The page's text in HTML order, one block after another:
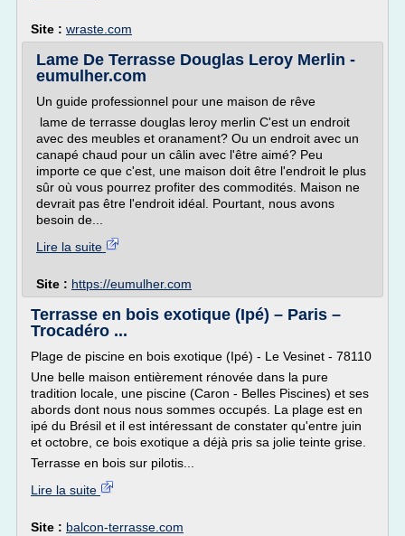
Site : wraste.com
Lame De Terrasse Douglas Leroy Merlin -
eumulher.com
Un guide professionnel pour une maison de rêve
lame de terrasse douglas leroy merlin C'est un endroit
avec des meubles et oranament? Ou un endroit avec un
canapé chaud pour un câlin avec l'être aimé? Peu
importe ce que c'est, une maison doit être l'endroit le plus
sûr où vous pourrez profiter des commodités. Maison ne
devrait pas être l'endroit idéal. Pourtant, nous avons
besoin de...
Lire la suite
Site : https://eumulher.com
Terrasse en bois exotique (Ipé) – Paris –
Trocadéro ...
Plage de piscine en bois exotique (Ipé) - Le Vesinet - 78110
Une belle maison entièrement rénovée dans la pure
tradition locale, une piscine (Caron - Belles Piscines) et ses
abords dont nous nous sommes occupés. La plage est en
ipé du Brésil et il est intéressant de constater qu'entre juin
et octobre, ce bois exotique a déjà pris sa jolie teinte grise.
Terrasse en bois sur pilotis...
Lire la suite
Site : balcon-terrasse.com